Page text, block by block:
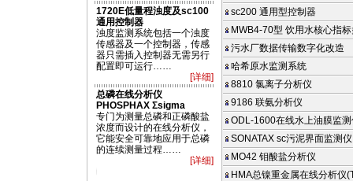
1720E低量程浊度及sc100
通用控制器
浊度监测系统包括一个浊度
传感器及一个控制器，传感
器只需插入控制器无需另行
配置即可运行……
[详细]
总磷在线分析仪
PHOSPHAX Σsigma
专门为测量总磷和正磷酸盐
浓度而设计的在线分析仪，
它能安全可靠地应用于总磷
的连续测量过程……
[详细]
2100AN DRB200 FT660 LDO OTT HYDROLAB PHOSPHAX Sigma910
sc200 通用型控制器
MWB4-70型 饮用水核心指
污水厂数据传输数字化改造
哈希原水监测系统
8810 氯离子分析仪
9186 联氨分析仪
ODL-1600在线水上油膜监测
SONATAX sc污泥界面监测仪
MO42 钼酸盐分析仪
HMA总镍重金属在线分析仪